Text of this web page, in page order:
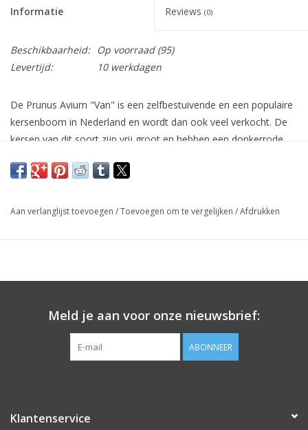
Informatie Reviews (0)
Beschikbaarheid: Op voorraad(95)
Levertijd:
10 werkdagen
De Prunus Avium "Van" is een zelfbestuivende en een populaire
kersenboom in Nederland en wordt dan ook veel verkocht. De
kersen van dit soort zijn vrij groot en hebben een donkerrode
De vruchtkersen hebben een korte steel en hebben een zeer
Bloesem: Lichtrose
Gebruik: Consumtie
Zelfbestuivend: Ja
Aan verlanglijst toevoegen /Toevoegen om te vergelijken /Afdrukken
Meld je aan voor onze nieuwsbrief:
ABONNEER
Klantenservice